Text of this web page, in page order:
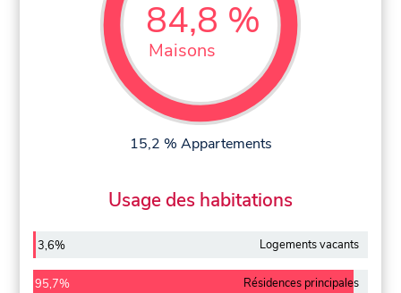
84,8 %
Maisons
15,2 % Appartements
Usage des habitations
3,6% Logements vacants
95,7% Résidences principales